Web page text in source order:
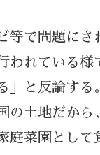
等で問題にさ
われている
」と反論す
の土地だか
庭菜園とし